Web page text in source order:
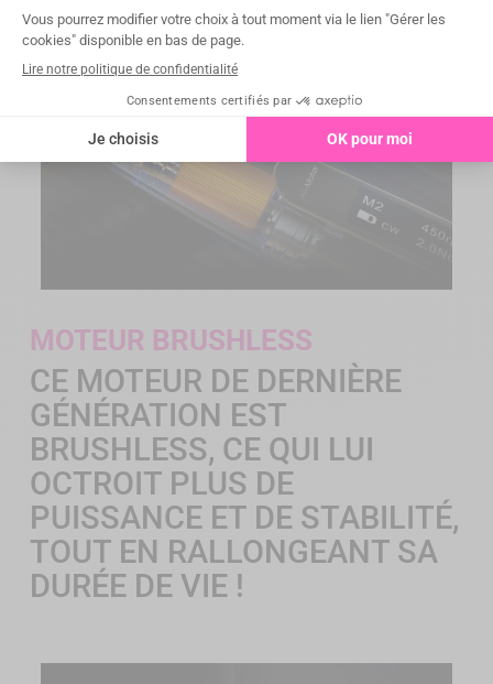
MOTEUR BRUSHLESS
CE MOTEUR DE DERNIÈRE
GÉNÉRATION EST
BRUSHLESS, CE QUI LUI
OCTROIT PLUS DE
PUISSANCE ET DE STABILITÉ,
TOUT EN RALLONGEANT SA
DURÉE DE VIE !